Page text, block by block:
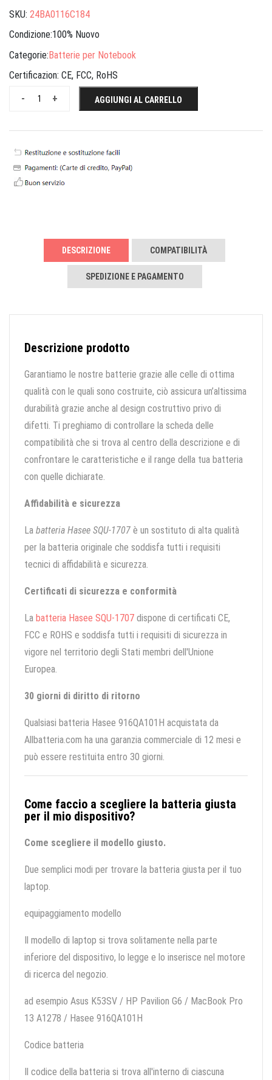
SKU: 24BA0116C184
Condizione:100% Nuovo
Categorie:Batterie per Notebook
Certificazion: CE, FCC, RoHS
+
- AGGIUNGI AL CARRELLO
DESCRIZIONE COMPATIBILITÀ
SPEDIZIONE E PAGAMENTO
Descrizione prodotto
Garantiamo le nostre batterie grazie alle celle di ottima
qualità con le quali sono costruite, ciò assicura un’altissima
durabilità grazie anche al design costruttivo privo di
difetti. Ti preghiamo di controllare la scheda delle
compatibilità che si trova al centro della descrizione e di
confrontare le caratteristiche e il range della tua batteria
con quelle dichiarate.
Affidabilità e sicurezza
La batteria Hasee SQU-1707 è un sostituto di alta qualità
per la batteria originale che soddisfa tutti i requisiti
tecnici di affidabilità e sicurezza.
Certificati di sicurezza e conformità
La batteria Hasee SQU-1707 dispone di certificati CE,
FCC e ROHS e soddisfa tutti i requisiti di sicurezza in
vigore nel territorio degli Stati membri dell'Unione
Europea.
30 giorni di diritto di ritorno
Qualsiasi batteria Hasee 916QA101H acquistata da
Allbatteria.com ha una garanzia commerciale di 12 mesi e
può essere restituita entro 30 giorni.
Come faccio a scegliere la batteria giusta
per il mio dispositivo?
Come scegliere il modello giusto.
Due semplici modi per trovare la batteria giusta per il tuo
laptop.
equipaggiamento modello
Il modello di laptop si trova solitamente nella parte
inferiore del dispositivo, lo legge e lo inserisce nel motore
di ricerca del negozio.
ad esempio Asus K53SV / HP Pavilion G6 / MacBook Pro
13 A1278 / Hasee 916QA101H
Codice batteria
Il codice della batteria si trova all'interno di ciascuna